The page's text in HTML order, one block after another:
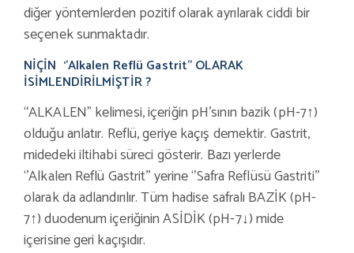
diğer yöntemlerden pozitif olarak ayrılarak ciddi bir
seçenek sunmaktadır.
NİÇİN ‘’Alkalen Reflü Gastrit’’ OLARAK
İSİMLENDİRİLMİŞTİR ?
“ALKALEN” kelimesi, içeriğin pH’sının bazik (pH-7↑)
olduğu anlatır. Reflü, geriye kaçış demektir. Gastrit,
midedeki iltihabi süreci gösterir. Bazı yerlerde
‘’Alkalen Reflü Gastrit’’ yerine ‘’Safra Reflüsü Gastriti’’
olarak da adlandırılır. Tüm hadise safralı BAZİK (pH-
7↑) duodenum içeriğinin ASİDİK (pH-7↓) mide
içerisine geri kaçışıdır.